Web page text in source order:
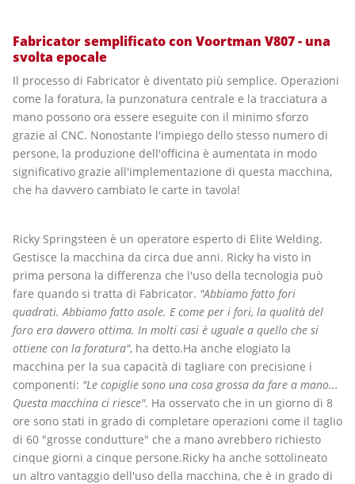
Fabricator semplificato con Voortman V807 - una
svolta epocale
Il processo di Fabricator è diventato più semplice. Operazioni
come la foratura, la punzonatura centrale e la tracciatura a
mano possono ora essere eseguite con il minimo sforzo
grazie al CNC. Nonostante l'impiego dello stesso numero di
persone, la produzione dell'officina è aumentata in modo
significativo grazie all'implementazione di questa macchina,
che ha davvero cambiato le carte in tavola!
Ricky Springsteen è un operatore esperto di Elite Welding.
Gestisce la macchina da circa due anni. Ricky ha visto in
prima persona la differenza che l'uso della tecnologia può
fare quando si tratta di Fabricator. "Abbiamo fatto fori
quadrati. Abbiamo fatto asole. E come per i fori, la qualità del
foro era davvero ottima. In molti casi è uguale a quello che si
ottiene con la foratura", ha detto.Ha anche elogiato la
macchina per la sua capacità di tagliare con precisione i
componenti: "Le copiglie sono una cosa grossa da fare a mano...
Questa macchina ci riesce". Ha osservato che in un giorno di 8
ore sono stati in grado di completare operazioni come il taglio
di 60 "grosse condutture" che a mano avrebbero richiesto
cinque giorni a cinque persone.Ricky ha anche sottolineato
un altro vantaggio dell'uso della macchina, che è in grado di